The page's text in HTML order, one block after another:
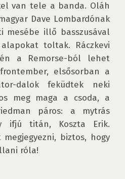
van tele a banda. Oláh
Dave Lombardónak
mesébe illő basszusával
toltak. Ráczkevi
a Remorse-ból lehet
elsősorban a
dalok feküdtek neki
meg maga a csoda, a
páros: a mytrás
ifjú titán, Koszta Erik.
biztos, hogy
róla!